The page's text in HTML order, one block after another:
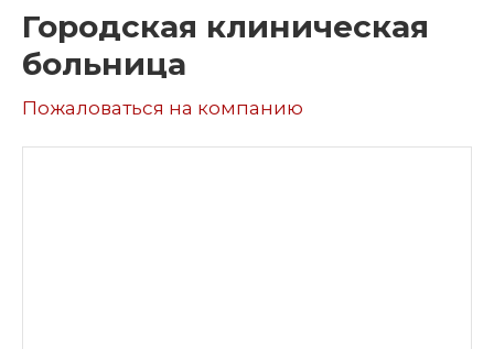
Городская клиническая
больница
Пожаловаться на компанию